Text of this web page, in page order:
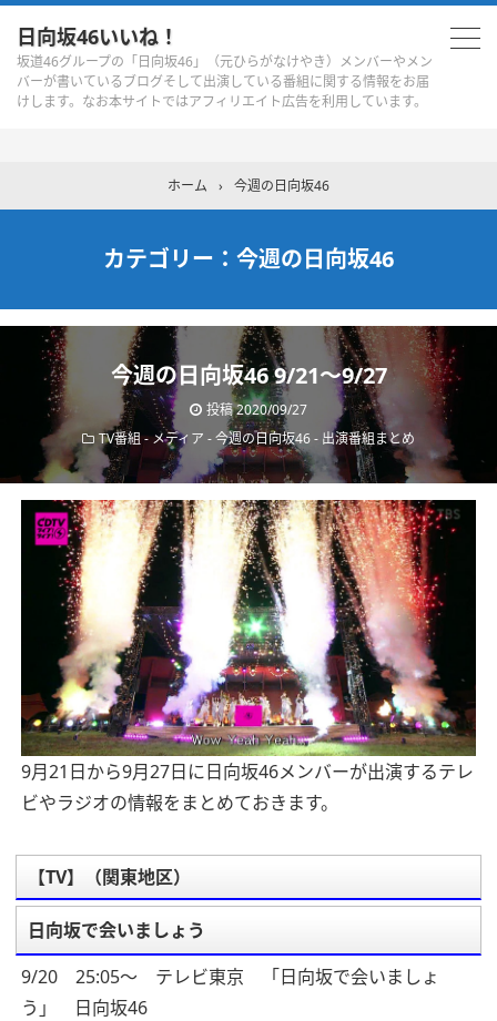
日向坂46いいね！
坂道46グループの「日向坂46」（元ひらがなけやき）メンバーやメン
バーが書いているブログそして出演している番組に関する情報をお届
けします。なお本サイトではアフィリエイト広告を利用しています。
ホーム › 今週の日向坂46
カテゴリー：今週の日向坂46
今週の日向坂46 9/21～9/27
投稿 2020/09/27
TV番組-メディア -今週の日向坂46- 出演番組まとめ
9月21日から9月27日に日向坂46メンバーが出演するテレ
ビやラジオの情報をまとめておきます。
【TV】（関東地区）
日向坂で会いましょう
9/20 25:05～ テレビ東京 「日向坂で会いましょ
う」 日向坂46